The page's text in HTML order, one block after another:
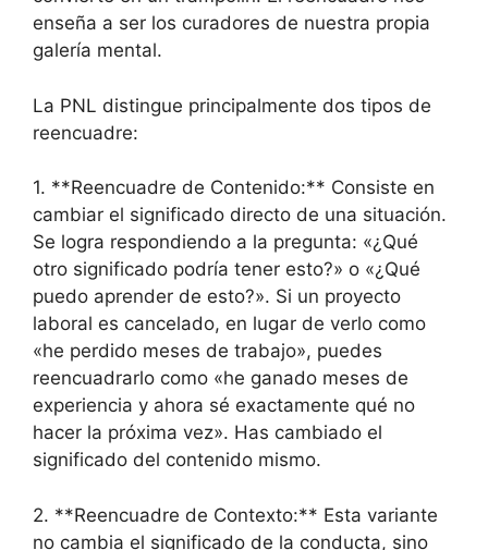
enseña a ser los curadores de nuestra propia
galería mental.
La PNL distingue principalmente dos tipos de
reencuadre:
1. **Reencuadre de Contenido:** Consiste en
cambiar el significado directo de una situación.
Se logra respondiendo a la pregunta: «¿Qué
otro significado podría tener esto?» o «¿Qué
puedo aprender de esto?». Si un proyecto
laboral es cancelado, en lugar de verlo como
«he perdido meses de trabajo», puedes
reencuadrarlo como «he ganado meses de
experiencia y ahora sé exactamente qué no
hacer la próxima vez». Has cambiado el
significado del contenido mismo.
2. **Reencuadre de Contexto:** Esta variante
no cambia el significado de la conducta, sino